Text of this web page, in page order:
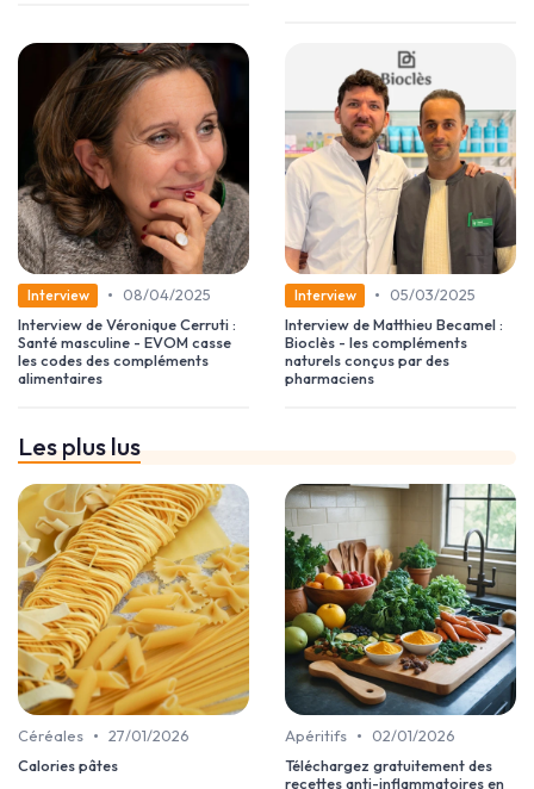
Interview •
08/04/2025
Interview de Véronique Cerruti :
Santé masculine - EVOM casse
les codes des compléments
alimentaires
Interview •
05/03/2025
Interview de Matthieu Becamel :
Bioclès - les compléments
naturels conçus par des
pharmaciens
Les plus lus
Céréales • 27/01/2026
Calories pâtes
Apéritifs •
02/01/2026
Téléchargez gratuitement des
recettes anti-inflammatoires en